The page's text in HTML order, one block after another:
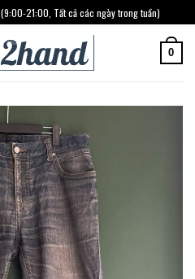
(9:00-21:00, Tất cả các ngày trong tuần)
0